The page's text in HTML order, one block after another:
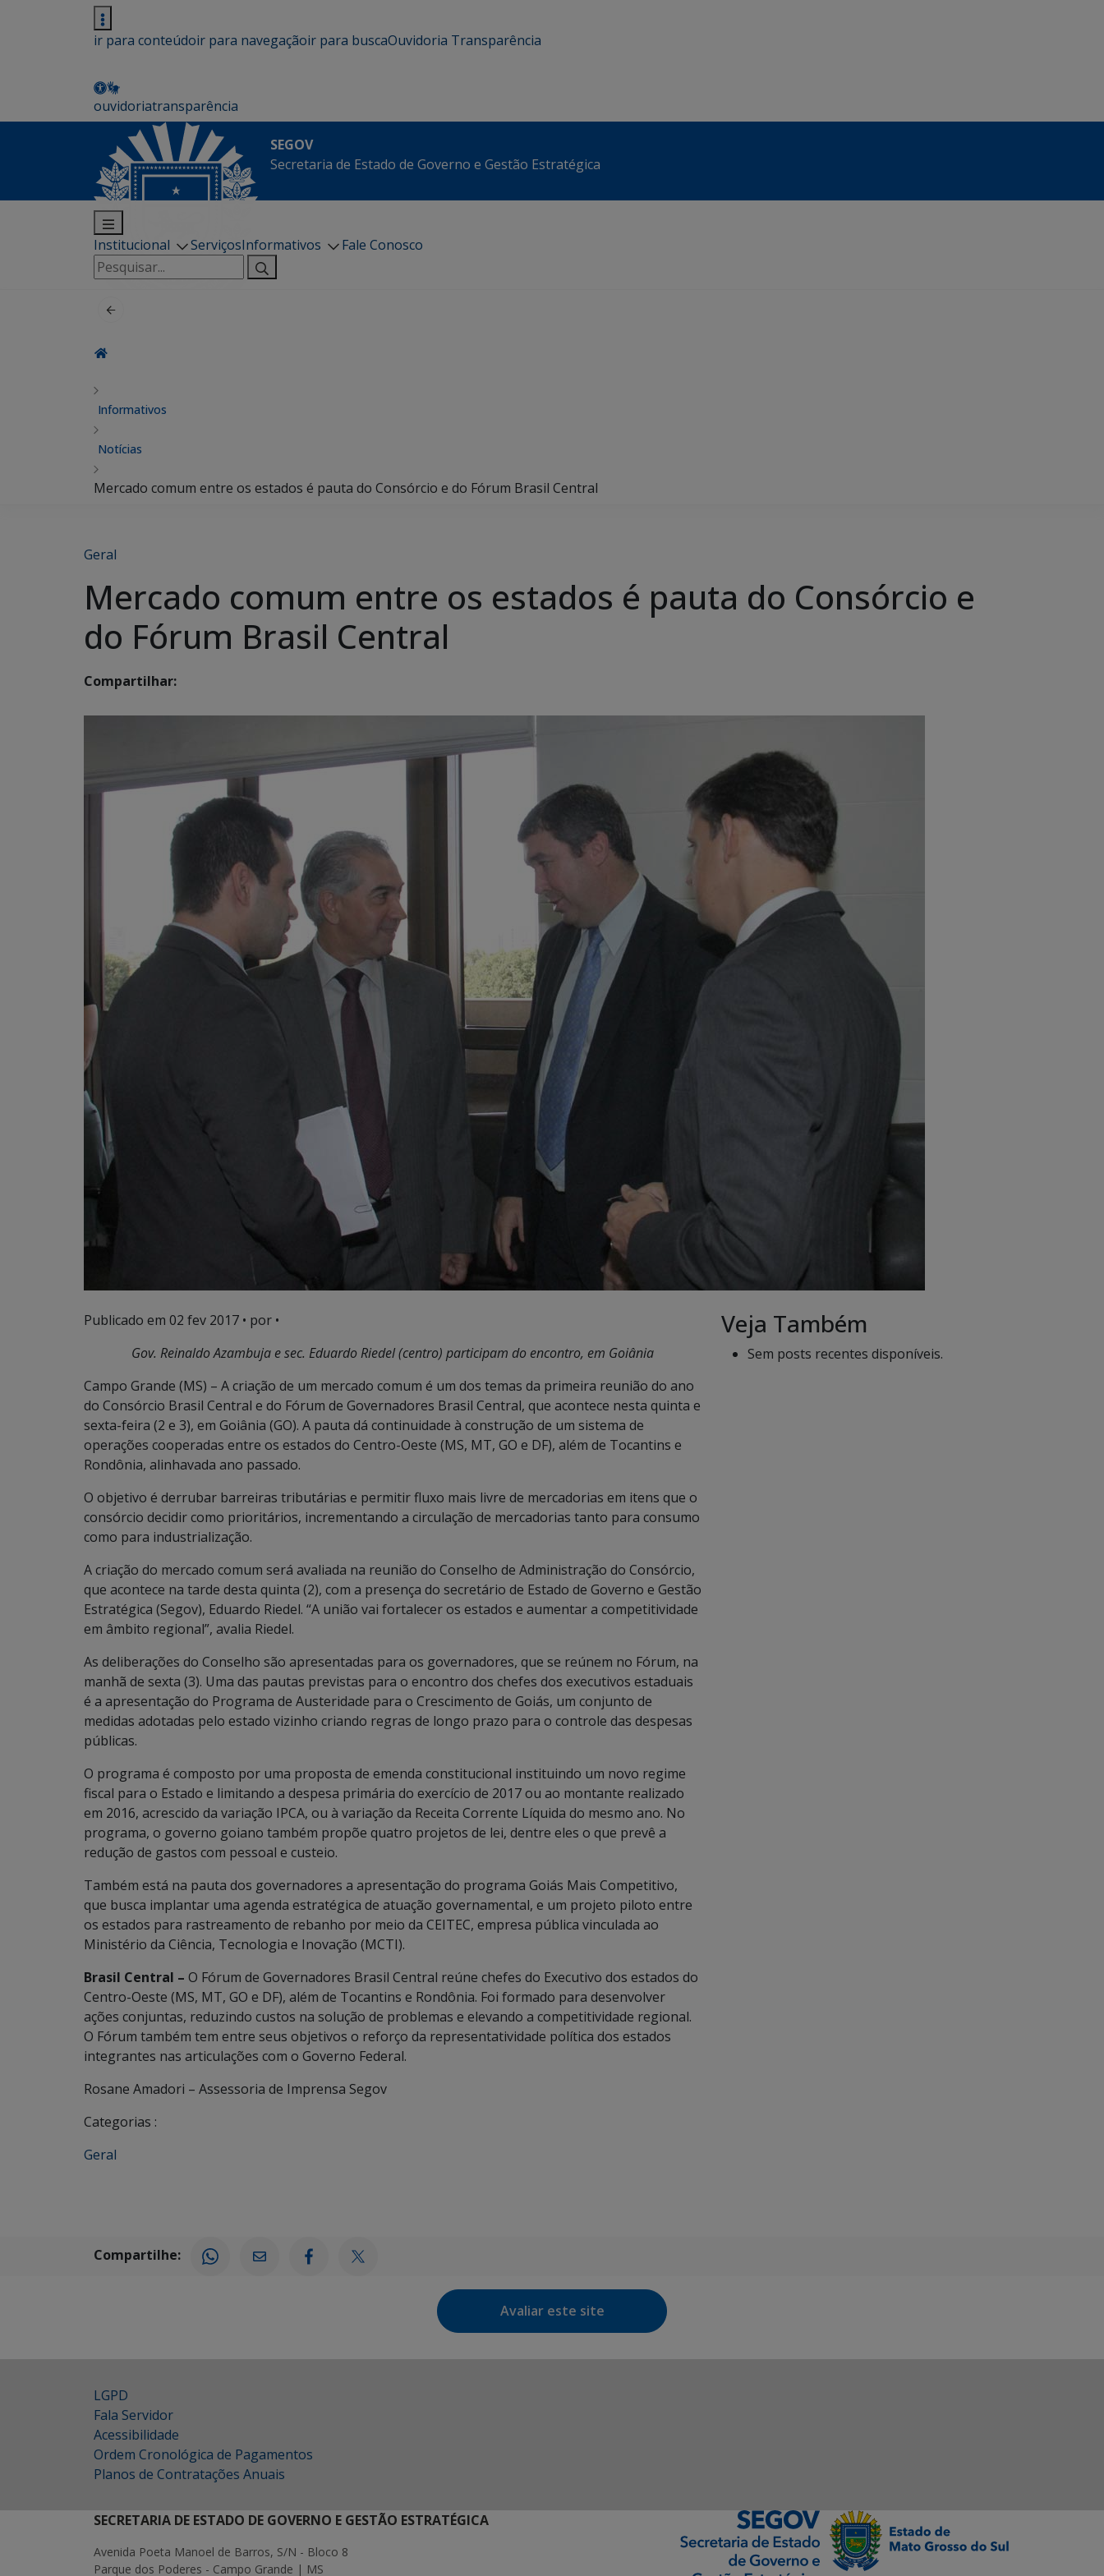
ir para conteúdoir para navegaçãoir para buscaOuvidoria Transparência
ouvidoriatransparência
SEGOV
Secretaria de Estado de Governo e Gestão Estratégica
Institucional ServiçosInformativos
Fale Conosco
Pesquisar
por:
Informativos
Notícias
Mercado comum entre os estados é pauta do Consórcio e do Fórum Brasil Central
Geral
Mercado comum entre os estados é pauta do Consórcio e
do Fórum Brasil Central
Compartilhar:
Publicado em 02 fev 2017 • por •
Gov. Reinaldo Azambuja e sec. Eduardo Riedel (centro) participam do encontro, em Goiânia
Campo Grande (MS) – A criação de um mercado comum é um dos temas da primeira reunião do ano
do Consórcio Brasil Central e do Fórum de Governadores Brasil Central, que acontece nesta quinta e
sexta-feira (2 e 3), em Goiânia (GO). A pauta dá continuidade à construção de um sistema de
operações cooperadas entre os estados do Centro-Oeste (MS, MT, GO e DF), além de Tocantins e
Rondônia, alinhavada ano passado.
O objetivo é derrubar barreiras tributárias e permitir fluxo mais livre de mercadorias em itens que o
consórcio decidir como prioritários, incrementando a circulação de mercadorias tanto para consumo
como para industrialização.
A criação do mercado comum será avaliada na reunião do Conselho de Administração do Consórcio,
que acontece na tarde desta quinta (2), com a presença do secretário de Estado de Governo e Gestão
Estratégica (Segov), Eduardo Riedel. “A união vai fortalecer os estados e aumentar a competitividade
em âmbito regional”, avalia Riedel.
As deliberações do Conselho são apresentadas para os governadores, que se reúnem no Fórum, na
manhã de sexta (3). Uma das pautas previstas para o encontro dos chefes dos executivos estaduais
é a apresentação do Programa de Austeridade para o Crescimento de Goiás, um conjunto de
medidas adotadas pelo estado vizinho criando regras de longo prazo para o controle das despesas
públicas.
O programa é composto por uma proposta de emenda constitucional instituindo um novo regime
fiscal para o Estado e limitando a despesa primária do exercício de 2017 ou ao montante realizado
em 2016, acrescido da variação IPCA, ou à variação da Receita Corrente Líquida do mesmo ano. No
programa, o governo goiano também propõe quatro projetos de lei, dentre eles o que prevê a
redução de gastos com pessoal e custeio.
Também está na pauta dos governadores a apresentação do programa Goiás Mais Competitivo,
que busca implantar uma agenda estratégica de atuação governamental, e um projeto piloto entre
os estados para rastreamento de rebanho por meio da CEITEC, empresa pública vinculada ao
Ministério da Ciência, Tecnologia e Inovação (MCTI).
Brasil Central – O Fórum de Governadores Brasil Central reúne chefes do Executivo dos estados do
Centro-Oeste (MS, MT, GO e DF), além de Tocantins e Rondônia. Foi formado para desenvolver
ações conjuntas, reduzindo custos na solução de problemas e elevando a competitividade regional.
O Fórum também tem entre seus objetivos o reforço da representatividade política dos estados
integrantes nas articulações com o Governo Federal.
Rosane Amadori – Assessoria de Imprensa Segov
Categorias :
Geral
Veja Também
Sem posts recentes disponíveis.
Compartilhe:
Avaliar este site
LGPD
Fala Servidor
Acessibilidade
Ordem Cronológica de Pagamentos
Planos de Contratações Anuais
SECRETARIA DE ESTADO DE GOVERNO E GESTÃO ESTRATÉGICA
Avenida Poeta Manoel de Barros, S/N - Bloco 8
Parque dos Poderes - Campo Grande | MS